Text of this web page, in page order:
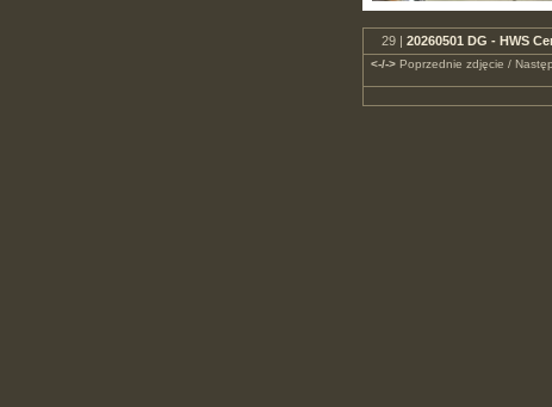
29 | 20260501 DG - HWS
<-/->Poprzednie zdjęcie /